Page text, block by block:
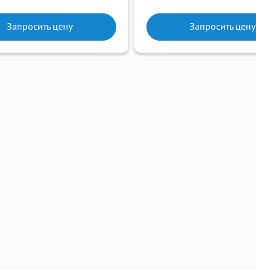
Запросить цену Запросить цену